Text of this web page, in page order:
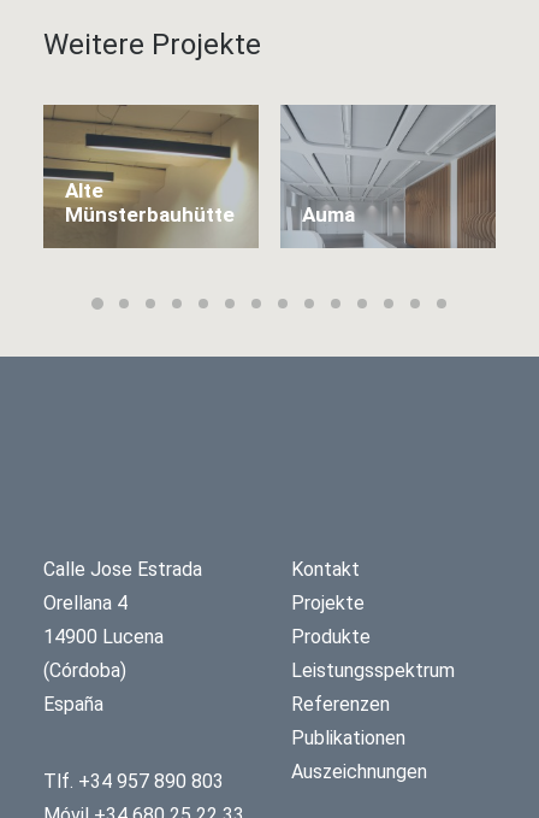
Weitere Projekte
Alte
Münsterbauhütte
Auma
Calle Jose Estrada
Orellana 4
14900 Lucena
(Córdoba)
España
Tlf. +34 957 890 803
Kontakt
Projekte
Produkte
Leistungsspektrum
Referenzen
Publikationen
Auszeichnungen